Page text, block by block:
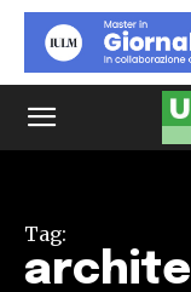
Tag: